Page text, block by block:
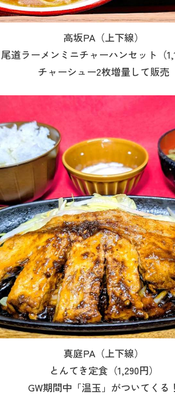
高坂PA（上下線）
尾道ラーメンミニチャーハンセット（
チャーシュー2枚増量して販売
真庭PA（上下線）
とんてき定食（1,290円）
GW期間中「温玉」がついてくる！